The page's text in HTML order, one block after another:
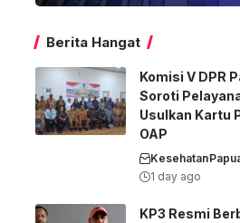
Berita Hangat
Komisi V DPR
Soroti
Usulkan Kartu
OAP
Kesehatan
1 day ago
KP3 Resmi